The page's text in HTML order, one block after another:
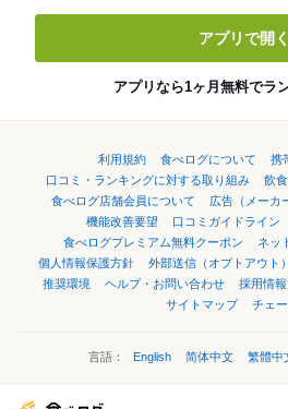
アプリで開く
アプリなら1ヶ月無料でラ
利用規約 食べログについて
携
口コミ・ランキングに対する取り組み
飲
食べログ店舗会員について
広告（メーカ
機能改善要望
口コミガイドライン
食べログプレミアム無料クーポン
ネッ
個人情報保護方針
外部送信（オプトアウト）
推奨環境
ヘルプ・お問い合わせ 採用情報
サイトマップ
チェ
言語： English 简体中文 繁體中